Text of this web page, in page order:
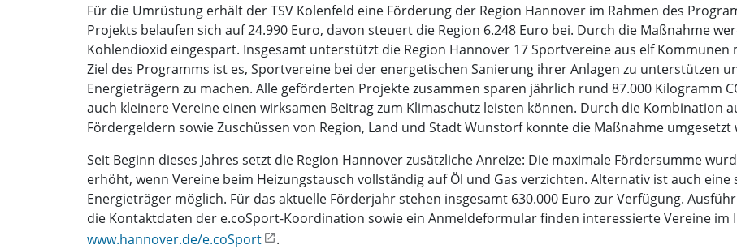
Für die Umrüstung erhält der TSV Kolenfeld eine Förderung der Region Hannover im Rahmen des
Projekts belaufen sich auf 24.990 Euro, davon steuert die Region 6.248 Euro bei. Durch die Maßnahme
Kohlendioxid eingespart. Insgesamt unterstützt die Region Hannover 17 Sportvereine aus elf
Ziel des Programms ist es, Sportvereine bei der energetischen Sanierung ihrer Anlagen zu unterstützen
Energieträgern zu machen. Alle geförderten Projekte zusammen sparen jährlich rund 87.000 Kilogramm
auch kleinere Vereine einen wirksamen Beitrag zum Klimaschutz leisten können. Durch die Kombination
Fördergeldern sowie Zuschüssen von Region, Land und Stadt Wunstorf konnte die Maßnahme umgesetzt
Seit Beginn dieses Jahres setzt die Region Hannover zusätzliche Anreize: Die maximale Fördersumme
erhöht, wenn Vereine beim Heizungstausch vollständig auf Öl und Gas verzichten. Alternativ ist auch
Energieträger möglich. Für das aktuelle Förderjahr stehen insgesamt 630.000 Euro zur Verfügung.
die Kontaktdaten der e.coSport-Koordination sowie ein Anmeldeformular finden interessierte Vereine
www.hannover.de/e.coSport
.